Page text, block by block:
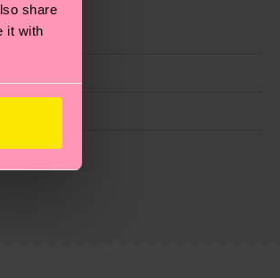
share
it with
amore per i calzini… e
alla nostra